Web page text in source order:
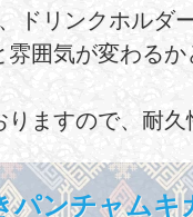
ドリンクホルダ
囲気が変わる
りますので、耐
パンチャムキ